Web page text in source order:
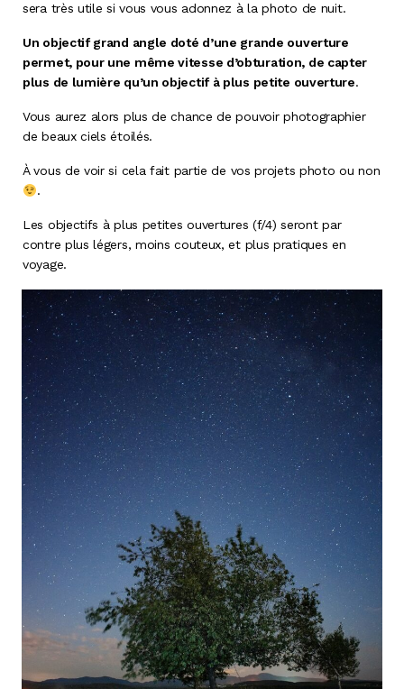
sera très utile si vous vous adonnez à la photo de nuit.
Un objectif grand angle doté d’une grande ouverture
permet, pour une même vitesse d’obturation, de capter
plus de lumière qu’un objectif à plus petite ouverture.
Vous aurez alors plus de chance de pouvoir photographier
de beaux ciels étoilés.
À vous de voir si cela fait partie de vos projets photo ou non
.
Les objectifs à plus petites ouvertures (f/4) seront par
contre plus légers, moins couteux, et plus pratiques en
voyage.